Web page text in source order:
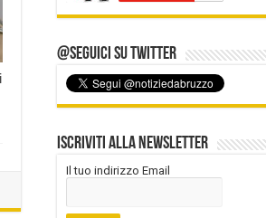
@Seguici su Twitter
Iscriviti alla Newsletter
Il tuo indirizzo Email